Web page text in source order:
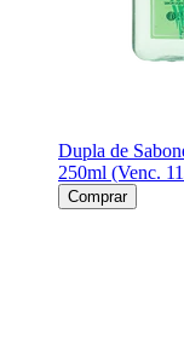
Dupla de
250ml (Venc.
Comprar